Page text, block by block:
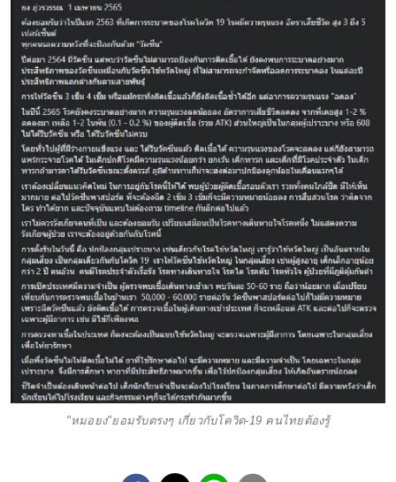
"หมอยง"ยอมรับตรงๆ เกี่ยวกับโควิด-19 คนไทยต้องรู้